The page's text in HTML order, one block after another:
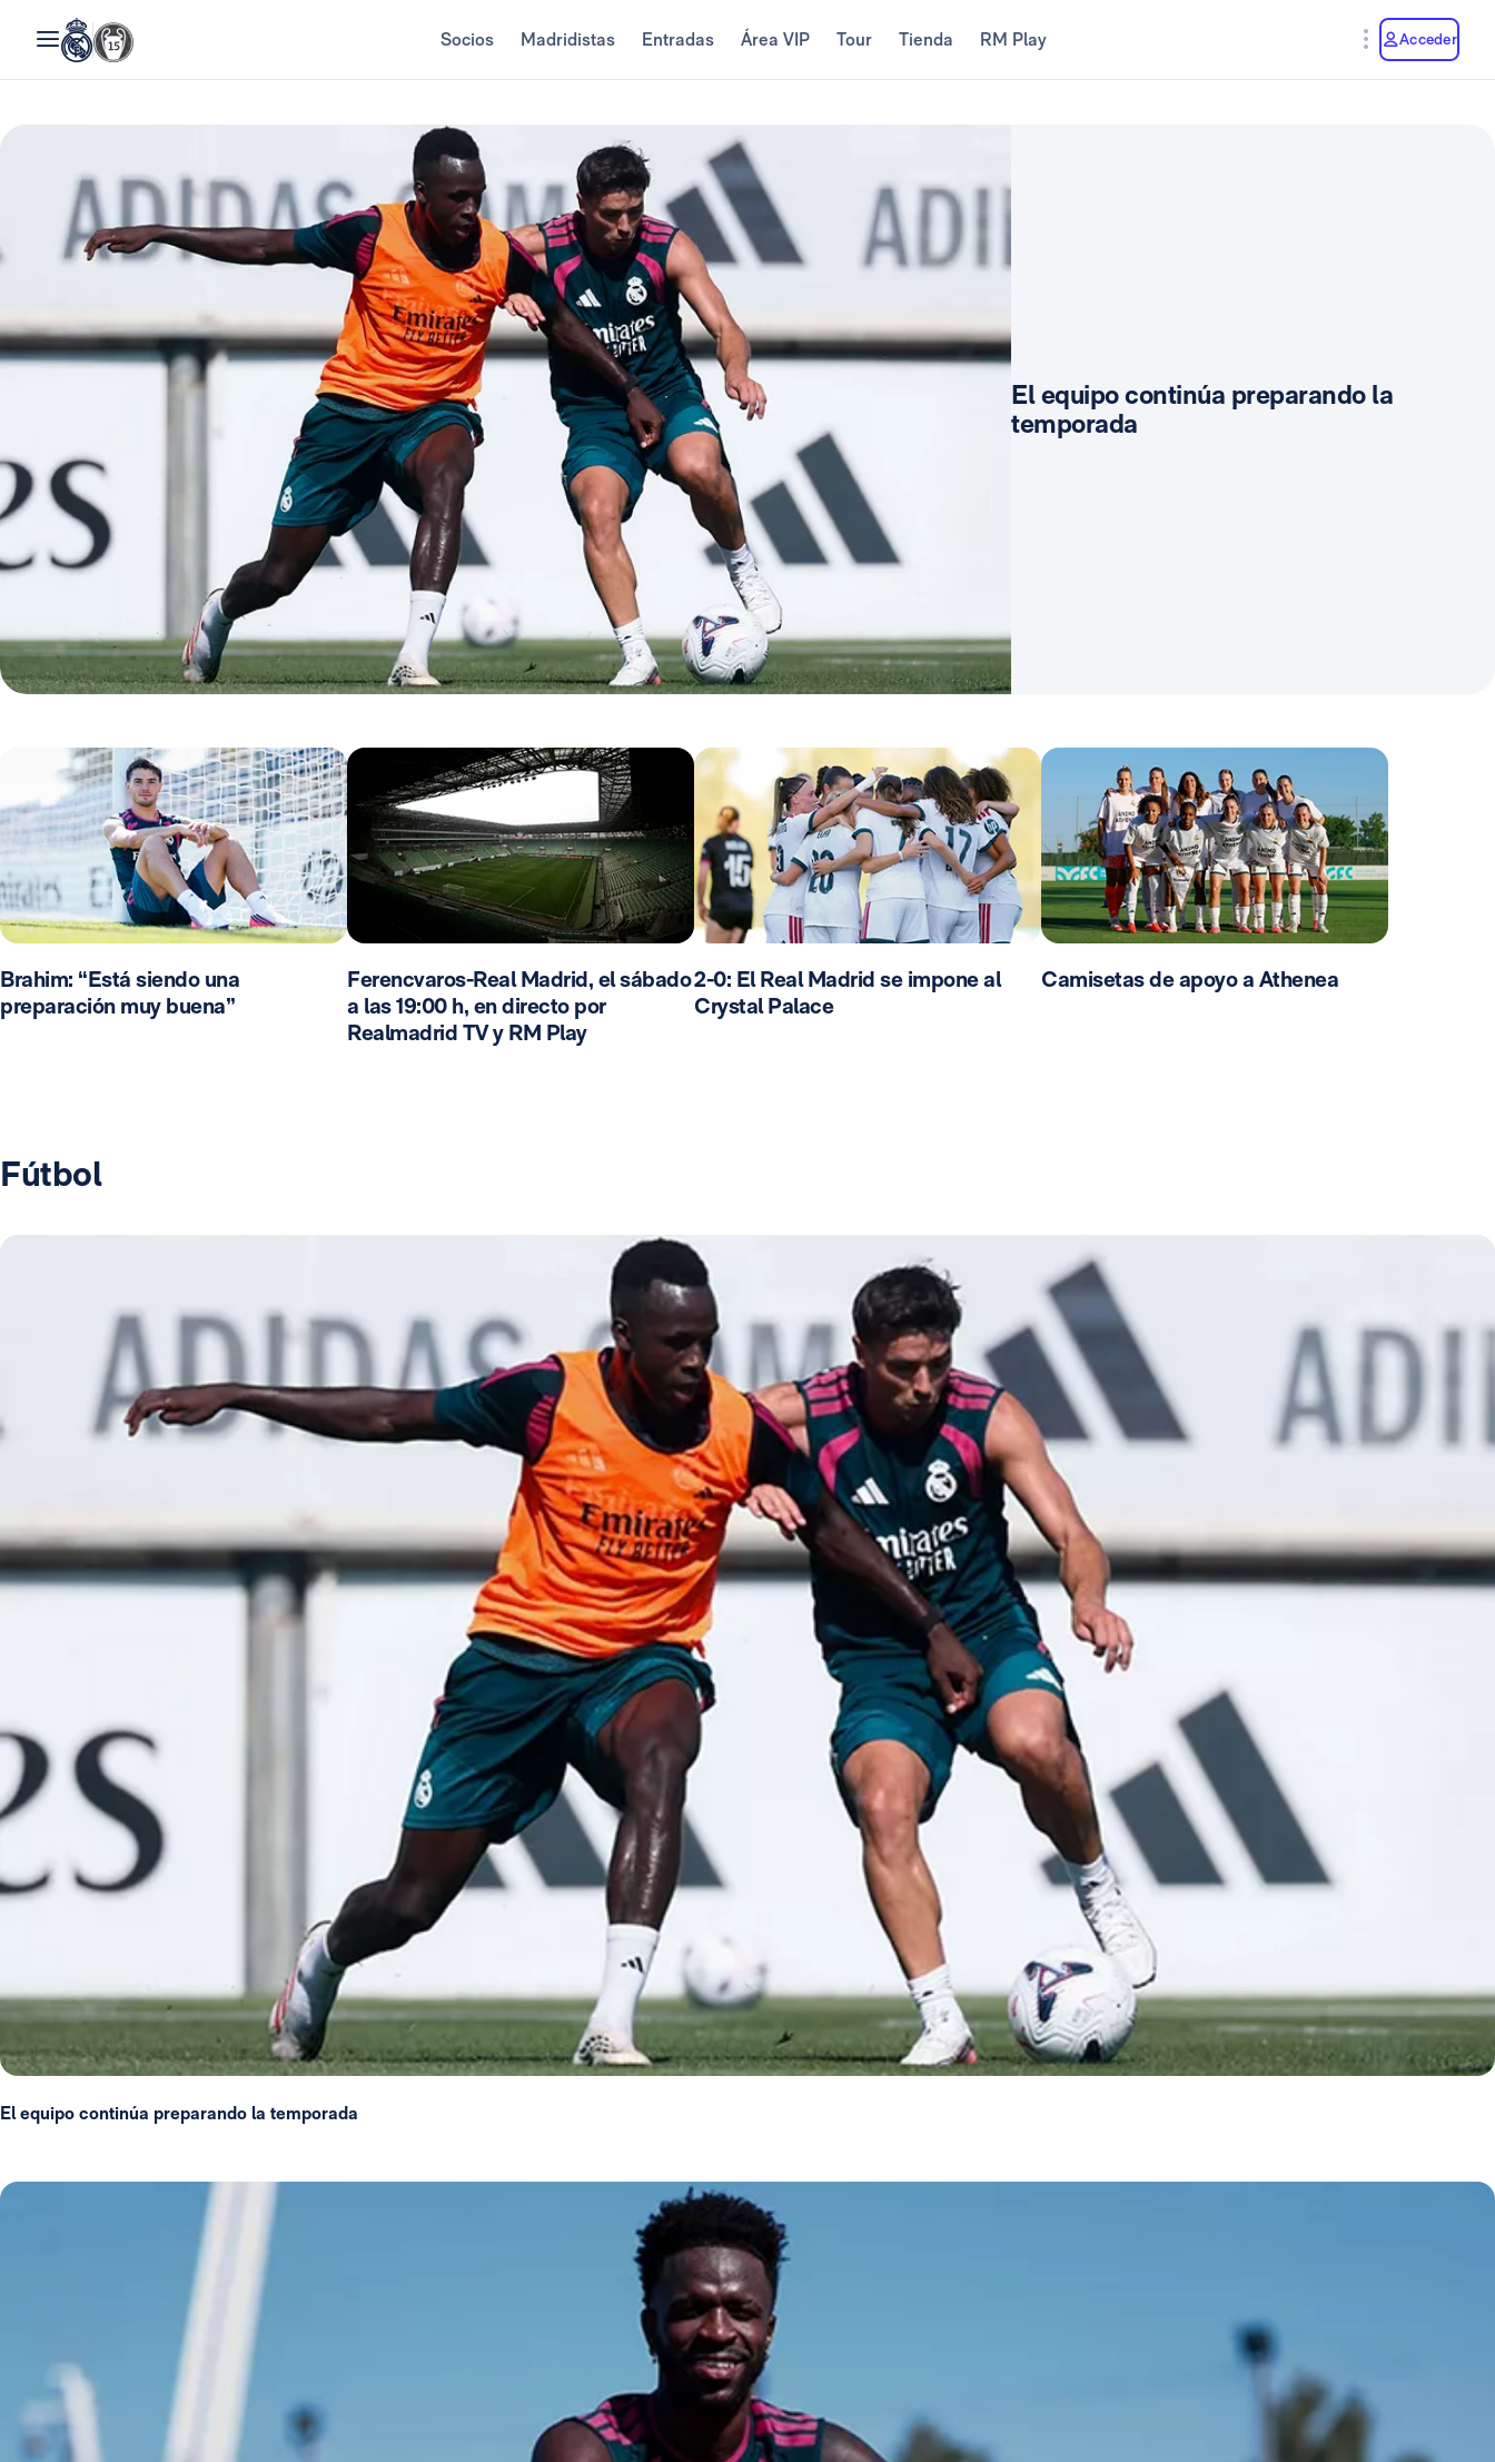
Socios Madridistas Entradas Área VIP Tour Tienda RM Play Acceder
El equipo continúa preparando la
temporada
Brahim: “Está siendo una
preparación muy buena”
Ferencvaros-Real Madrid, el sábado
a las 19:00 h, en directo por
Realmadrid TV y RM Play
2-0: El Real Madrid se impone al
Crystal Palace
Camisetas de apoyo a Athenea
Fútbol
El equipo continúa preparando la temporada